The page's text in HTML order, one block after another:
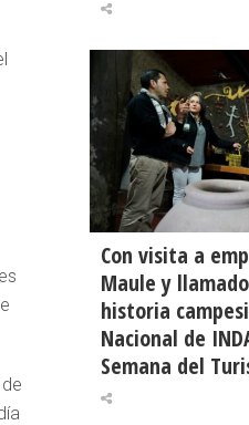
Con visita a
Maule y
historia
Nacional de
Semana del